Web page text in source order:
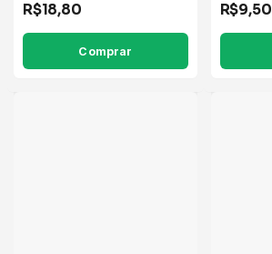
R$18,80
Comprar
R$9,50